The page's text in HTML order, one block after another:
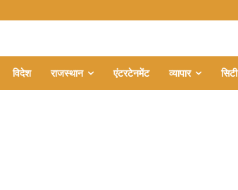
विदेश राजस्थान एंटरटेनमेंट व्यापार सिटी